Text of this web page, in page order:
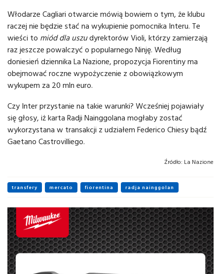
Włodarze Cagliari otwarcie mówią bowiem o tym, że klubu
raczej nie będzie stać na wykupienie pomocnika Interu. Te
wieści to miód dla uszudyrektorów Violi, którzy zamierzają
raz jeszcze powalczyć o popularnego Ninję. Według
doniesień dziennika La Nazione, propozycja Fiorentiny ma
obejmować roczne wypożyczenie z obowiązkowym
wykupem za 20 mln euro.
Czy Inter przystanie na takie warunki? Wcześniej pojawiały
się głosy, iż karta Radji Nainggolana mogłaby zostać
wykorzystana w transakcji z udziałem Federico Chiesy bądź
Gaetano Castrovilliego.
Źródło: La Nazione
transfery mercato fiorentina radja nainggolan